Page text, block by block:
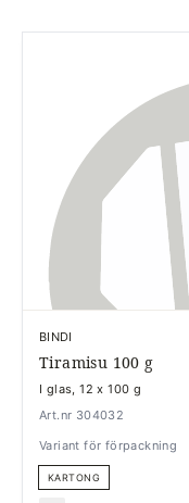
BINDI
Tiramisu 100 g
I glas, 12 x 100 g
Art.nr 304032
Variant för förpackning
KARTONG